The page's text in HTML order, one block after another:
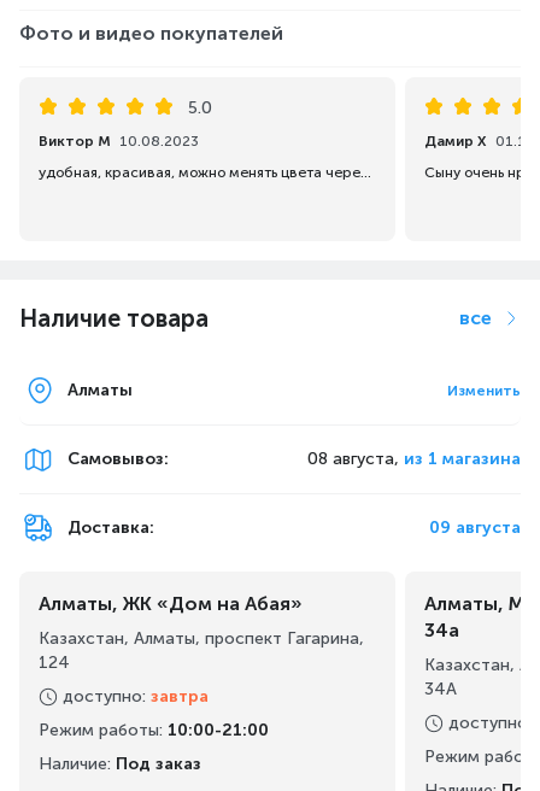
Сверхяркие клавиши с RGB-
подсветкой и динамичными
эффектами
переключателях, настраиваемыми световыми
Фото и видео покупателей
5.0
Виктор М
10.08.2023
удобная, красивая, можно менять цвета через приложение.
Дамир Х
Сыну очень
Наличие товара все
Алматы Изменить
Самовывоз: 08 августа, из 1 магазина
Доставка: 09 августа
Алматы, ЖК «Дом на Абая»
Казахстан, Алматы, проспект Гагарина,
124
доступно: завтра
Режим работы: 10:00-21:00
Наличие: Под заказ
Алматы,
34а
Казахстан,
34А
доступно
Режим